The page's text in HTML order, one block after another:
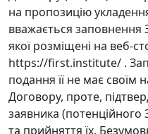
на пропозицію
вважається заповнення
якої розміщені на веб-
https://first.institute/ .
подання її не має своїм
Договору, проте,
заявника
та прийняття їх.